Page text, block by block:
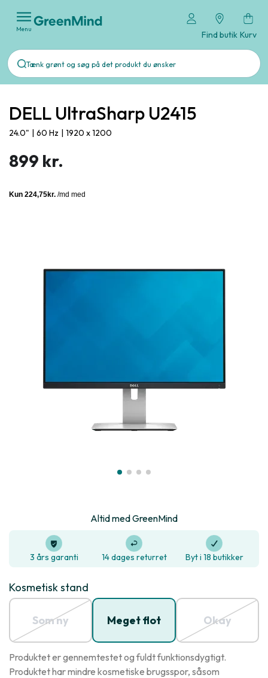
Menu
Find butik Kurv
DELL UltraSharp U2415
24.0" | 60 Hz | 1920 x 1200
899 kr.
Altid med GreenMind
3 års garanti 14 dages returret Byt i 18 butikker
Kosmetisk stand
Som ny Meget flot Okay
Produktet er gennemtestet og fuldt funktionsdygtigt.
Produktet har mindre kosmetiske brugsspor, såsom